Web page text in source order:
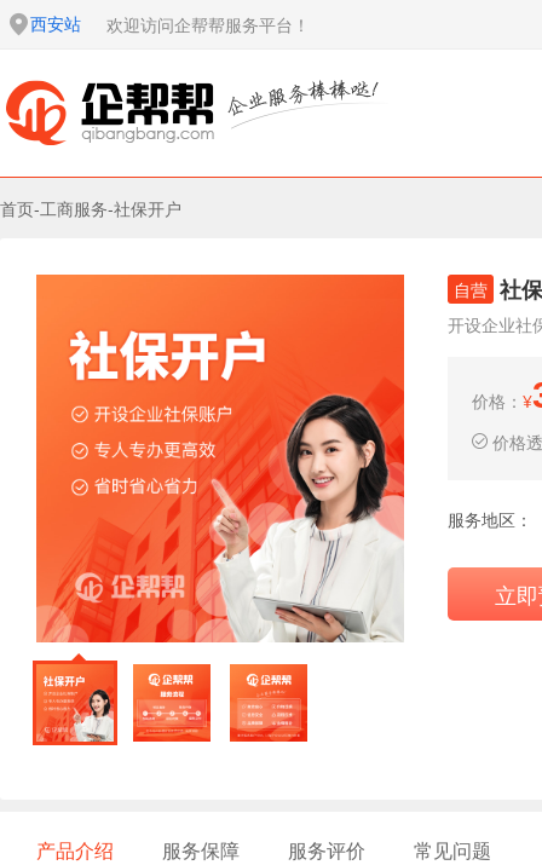
西安站 欢迎访问企帮帮服务平台！
首页-工商服务-社保开户
自营 社
开设企业社
价格： ¥
价格
服务地区：
立
产品介绍 服务保障 服务评价 常见问题